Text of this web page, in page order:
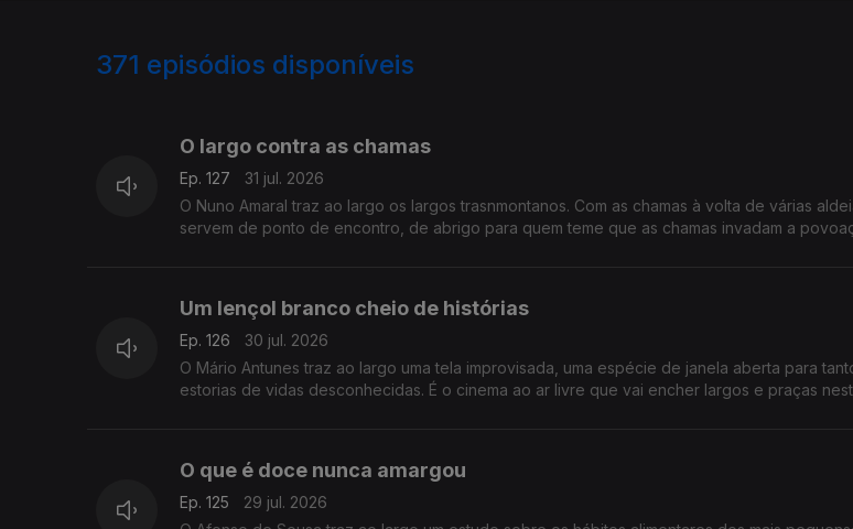
371 episódios disponíveis
O largo contra as chamas
Ep. 127
31 jul. 2026
O Nuno Amaral traz ao largo os largos trasnmontanos. Com as chamas à volta de várias
servem de ponto de encontro, de abrigo para quem teme que as chamas invadam a
Um lençol branco cheio de histórias
Ep. 126
30 jul. 2026
O Mário Antunes traz ao largo uma tela improvisada, uma espécie de janela aberta para
estorias de vidas desconhecidas. É o cinema ao ar livre que vai encher largos e praças
O que é doce nunca amargou
Ep. 125
29 jul. 2026